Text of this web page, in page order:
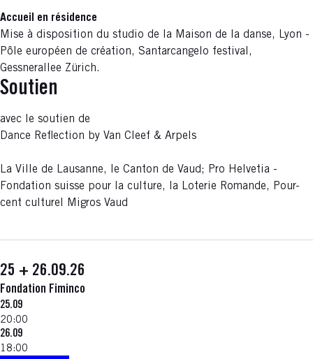
Accueil en résidence
Mise à disposition du studio de la Maison de la danse, Lyon -
Pôle européen de création, Santarcangelo festival,
Gessnerallee Zürich.
Soutien
avec le soutien de
Dance Reflection by Van Cleef & Arpels
La Ville de Lausanne, le Canton de Vaud; Pro Helvetia -
Fondation suisse pour la culture, la Loterie Romande, Pour-
cent culturel Migros Vaud
25 + 26.09.26
Fondation Fiminco
25.09
20:00
26.09
18:00